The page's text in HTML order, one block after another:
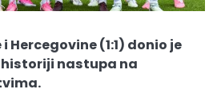
Hercegovine (1:1) donio je
nastupa na